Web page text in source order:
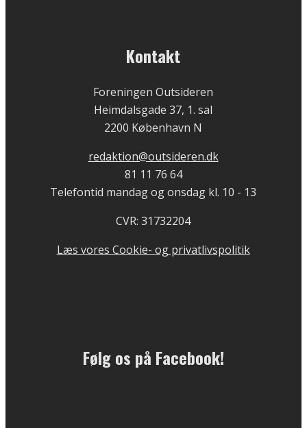
Kontakt
Foreningen Outsideren
Heimdalsgade 37, 1. sal
2200 København N
redaktion@outsideren.dk
81 11 76 64
Telefontid mandag og onsdag kl. 10 - 13
CVR: 31732204
Læs vores Cookie- og privatlivspolitik
Følg os på Facebook!